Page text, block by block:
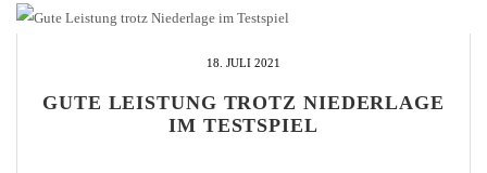
18. JULI 2021
GUTE LEISTUNG TROTZ NIEDERLAGE
IM TESTSPIEL